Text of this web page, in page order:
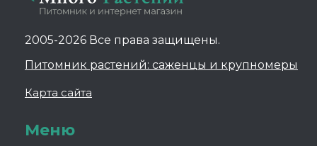
2005-2026 Все права защищены.
Питомник растений: саженцы и крупномеры
Карта сайта
Меню